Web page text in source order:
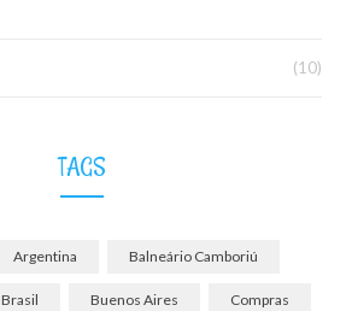
(10)
TAGS
Argentina Balneário Camboriú
Brasil Buenos Aires Compras